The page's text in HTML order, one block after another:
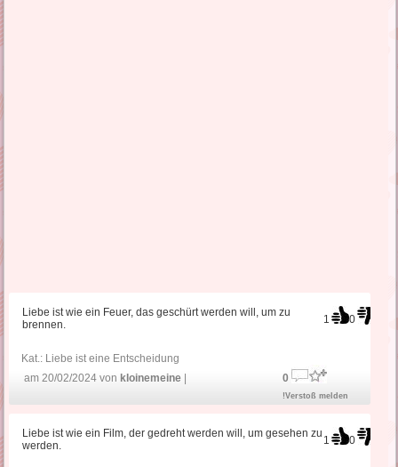
1 0
Liebe ist wie ein Feuer, das geschürt werden will, um zu
brennen.
Kat.: Liebe ist eine Entscheidung
am 20/02/2024 von kloinemeine 0
!Verstoß melden
1 0
Liebe ist wie ein Film, der gedreht werden will, um gesehen zu
werden.